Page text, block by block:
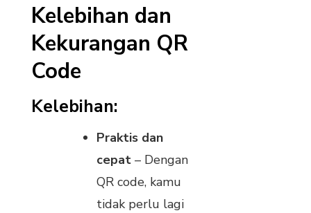
Kelebihan dan
Kekurangan QR
Code
Kelebihan:
Praktis dan
cepat – Dengan
QR code, kamu
tidak perlu lagi